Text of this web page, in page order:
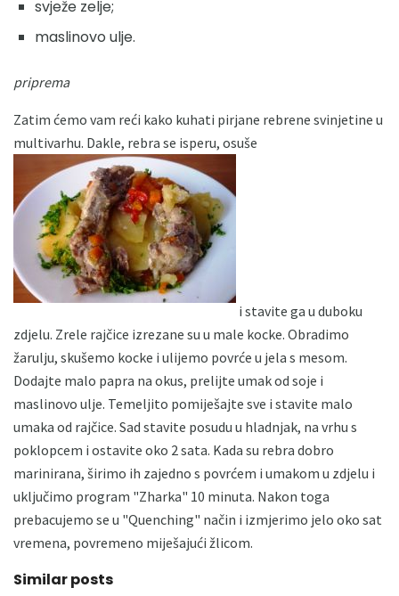
svježe zelje;
maslinovo ulje.
priprema
Zatim ćemo vam reći kako kuhati pirjane rebrene svinjetine u
multivarhu. Dakle, rebra se isperu, osuše
i stavite ga u duboku
zdjelu. Zrele rajčice izrezane su u male kocke. Obradimo
žarulju, skušemo kocke i ulijemo povrće u jela s mesom.
Dodajte malo papra na okus, prelijte umak od soje i
maslinovo ulje. Temeljito pomiješajte sve i stavite malo
umaka od rajčice. Sad stavite posudu u hladnjak, na vrhu s
poklopcem i ostavite oko 2 sata. Kada su rebra dobro
marinirana, širimo ih zajedno s povrćem i umakom u zdjelu i
uključimo program "Zharka" 10 minuta. Nakon toga
prebacujemo se u "Quenching" način i izmjerimo jelo oko sat
vremena, povremeno miješajući žlicom.
Similar posts